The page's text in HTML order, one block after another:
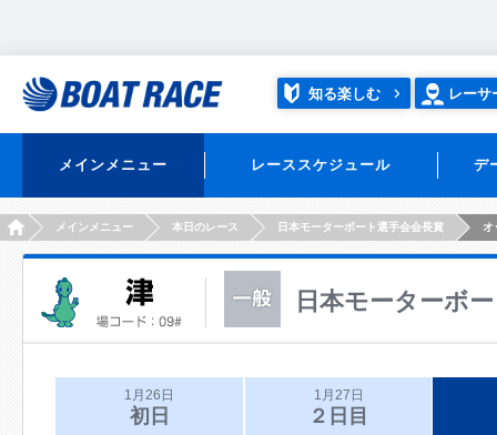
知る楽しむ レーサ
メインメニュー レーススケジュール デ
HOMEメインメニュー 本日のレース 日本モーターボート選手会会長賞 オ
日本モーターボ
1月26日
初日
1月27日
２日目